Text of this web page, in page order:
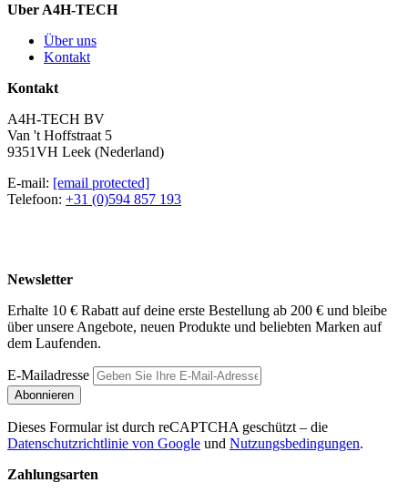
Uber A4H-TECH
Über uns
Kontakt
Kontakt
A4H-TECH BV
Van 't Hoffstraat 5
9351VH Leek (Nederland)
E-mail: [email protected]
Telefoon: +31 (0)594 857 193
Newsletter
Erhalte 10 € Rabatt auf deine erste Bestellung ab 200 € und bleibe
über unsere Angebote, neuen Produkte und beliebten Marken auf
dem Laufenden.
E-Mailadresse
Abonnieren
Dieses Formular ist durch reCAPTCHA geschützt – die
Datenschutzrichtlinie von Google und Nutzungsbedingungen.
Zahlungsarten